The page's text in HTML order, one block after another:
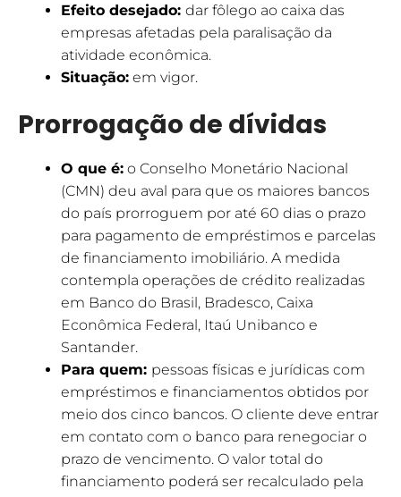
Efeito desejado: dar fôlego ao caixa das
empresas afetadas pela paralisação da
atividade econômica.
Situação: em vigor.
Prorrogação de dívidas
O que é: o Conselho Monetário Nacional
(CMN) deu aval para que os maiores bancos
do país prorroguem por até 60 dias o prazo
para pagamento de empréstimos e parcelas
de financiamento imobiliário. A medida
contempla operações de crédito realizadas
em Banco do Brasil, Bradesco, Caixa
Econômica Federal, Itaú Unibanco e
Santander.
Para quem: pessoas físicas e jurídicas com
empréstimos e financiamentos obtidos por
meio dos cinco bancos. O cliente deve entrar
em contato com o banco para renegociar o
prazo de vencimento. O valor total do
financiamento poderá ser recalculado pela